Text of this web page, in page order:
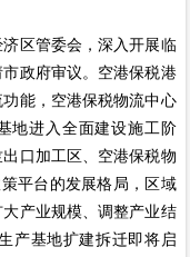
区管委会，深入开展临
政府审议。空港保税港
能，空港保税物流中心
地进入全面建设施工阶
口加工区、空港保税物
平台的发展格局，区域
产业规模、调整产业结
产基地扩建拆迁即将启